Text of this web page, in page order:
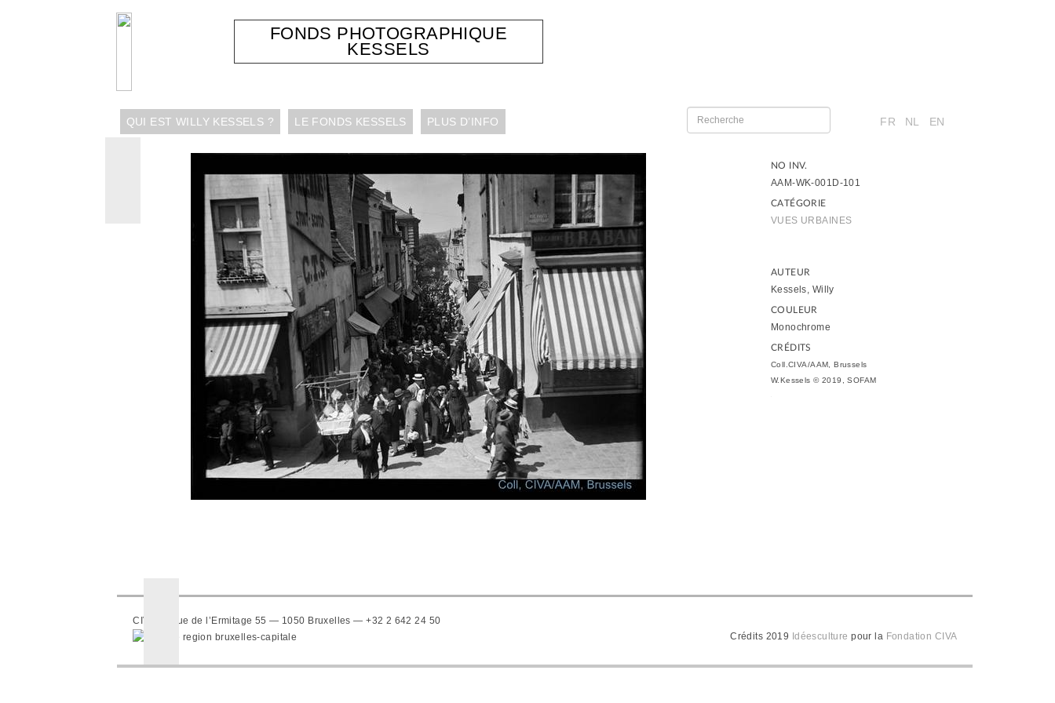
FONDS PHOTOGRAPHIQUE
KESSELS
FR NL EN
QUI EST WILLY KESSELS ? LE FONDS KESSELS PLUS D’INFO
NO INV.
AAM-WK-001D-101
CATÉGORIE
VUES URBAINES
AUTEUR
Kessels, Willy
COULEUR
Monochrome
CRÉDITS
Coll.CIVA/AAM, Brussels
W.Kessels © 2019, SOFAM
CIVA — Rue de l’Ermitage 55 — 1050 Bruxelles — +32 2 642 24 50
Crédits 2019 Idéesculture pour la Fondation CIVA